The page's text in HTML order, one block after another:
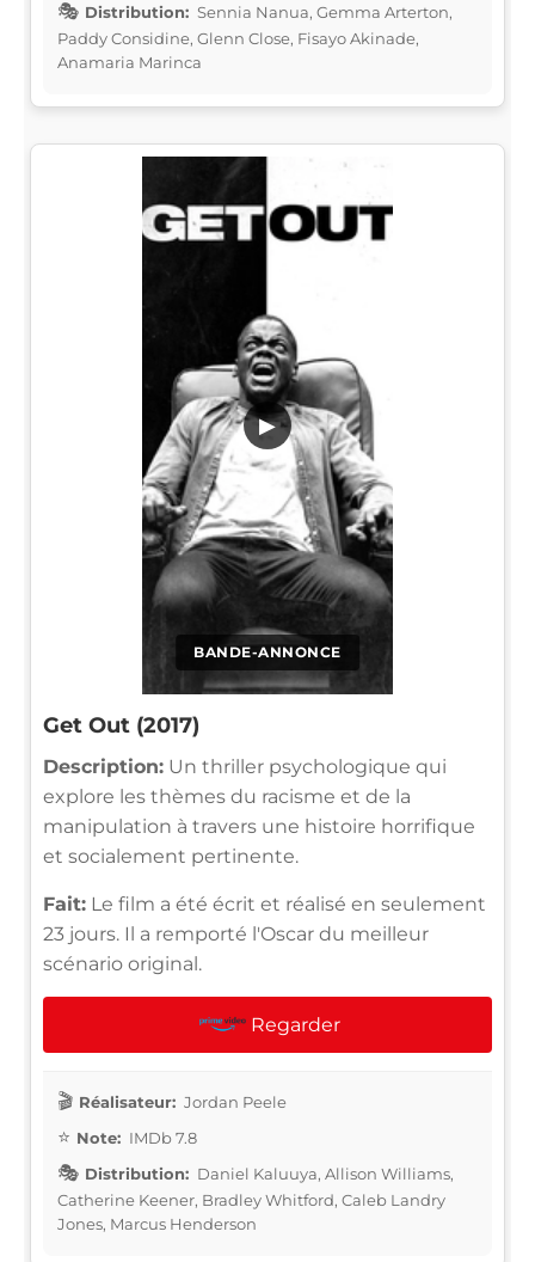
Distribution: Sennia Nanua, Gemma Arterton,
Paddy Considine, Glenn Close, Fisayo Akinade,
Anamaria Marinca
BANDE-ANNONCE
▶
Get Out (2017)
Description: Un thriller psychologique qui
explore les thèmes du racisme et de la
manipulation à travers une histoire horrifique
et socialement pertinente.
Fait: Le film a été écrit et réalisé en seulement
23 jours. Il a remporté l'Oscar du meilleur
scénario original.
Regarder
Réalisateur: Jordan Peele
Note: IMDb 7.8
Distribution: Daniel Kaluuya, Allison Williams,
Catherine Keener, Bradley Whitford, Caleb Landry
Jones, Marcus Henderson